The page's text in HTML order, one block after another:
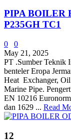
PIPA BOILER
P235GH TC1
0
0
May 21, 2025
PT .Sumber Teknik
benteler Eropa
Heat Exchanger,
Marine Pipe.
EN 10216
dan 1629 ... Read
12